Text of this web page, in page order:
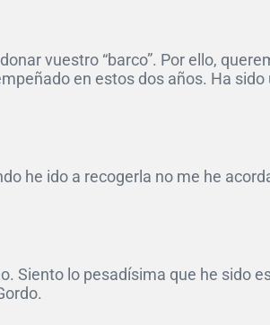
vuestro “barco”. Por ello,
en estos dos años. Ha
he ido a recogerla no me he
Siento lo pesadísima que he sido